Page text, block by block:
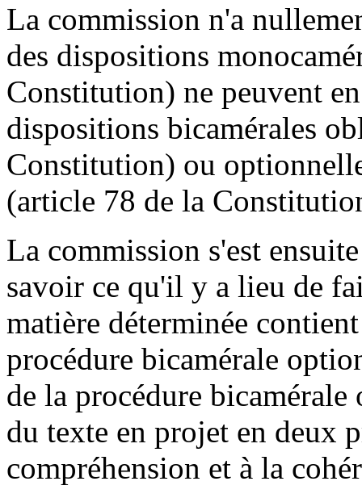
La commission n'a
des dispositions
Constitution) ne peuvent
dispositions bicamérales
Constitution) ou
(article 78 de la
La commission s'est
savoir ce qu'il y a lieu de
matière déterminée
procédure bicamérale
de la procédure
du texte en projet en deux
compréhension et à la